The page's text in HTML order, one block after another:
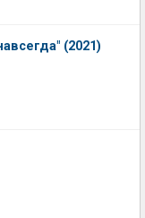
(2021)